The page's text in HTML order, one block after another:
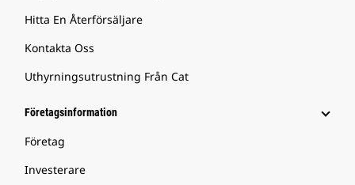
Hitta En Återförsäljare
Kontakta Oss
Uthyrningsutrustning Från Cat
Företagsinformation
Företag
Investerare